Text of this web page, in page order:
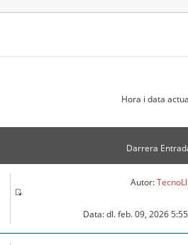
Hora i data
Darrera
Autor:
Data: dl. feb. 09, 2026